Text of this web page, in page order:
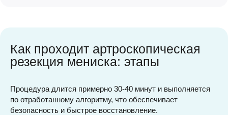
Как проходит артроскопическая
резекция мениска: этапы
Процедура длится примерно 30-40 минут и выполняется
по отработанному алгоритму, что обеспечивает
безопасность и быстрое восстановление.